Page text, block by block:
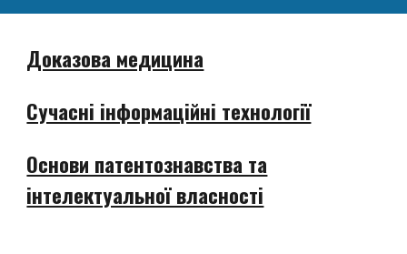
Доказова медицина
Сучасні інформаційні технології
Основи патентознавства та
інтелектуальної власності